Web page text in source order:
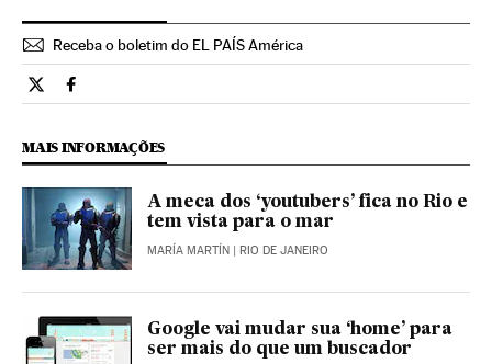
Receba o boletim do EL PAÍS América
Tecnologia El País Brasil en Twitter
Tecnologia El País Brasil en Facebook
MAIS INFORMAÇÕES
A meca dos ‘youtubers’ fica no Rio e
tem vista para o mar
MARÍA MARTÍN | RIO DE JANEIRO
Google vai mudar sua ‘home’ para
ser mais do que um buscador